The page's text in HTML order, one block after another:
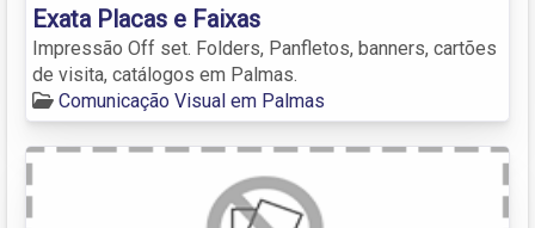
Exata Placas e Faixas
Impressão Off set. Folders, Panfletos, banners, cartões
de visita, catálogos em Palmas.
Comunicação Visual em Palmas